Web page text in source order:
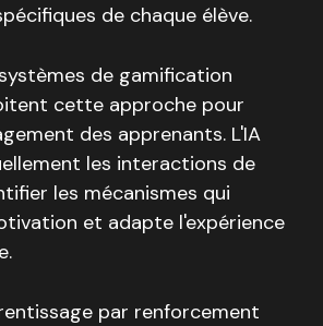
de chaque élève.
de gamification
cette approche pour
des apprenants. L'IA
les interactions de
les mécanismes qui
et adapte l'expérience
par renforcement